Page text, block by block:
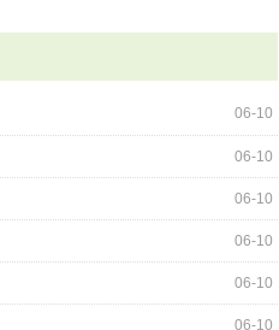
06-10
06-10
06-10
06-10
06-10
06-10